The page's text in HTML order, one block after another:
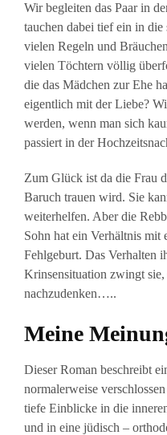
Wir begleiten das Paar in
tauchen dabei tief ein in
vielen Regeln und
vielen Töchtern völlig
die das Mädchen zur Ehe
eigentlich mit der Liebe?
werden, wenn man sich
passiert in der
Zum Glück ist da die Frau
Baruch trauen wird. Sie
weiterhelfen. Aber die
Sohn hat ein Verhältnis mit
Fehlgeburt. Das Verhalten
Krinsensituation zwingt
nachzudenken…..
Meine
Dieser Roman beschreibt
normalerweise
tiefe Einblicke in die
und in eine jüdisch –